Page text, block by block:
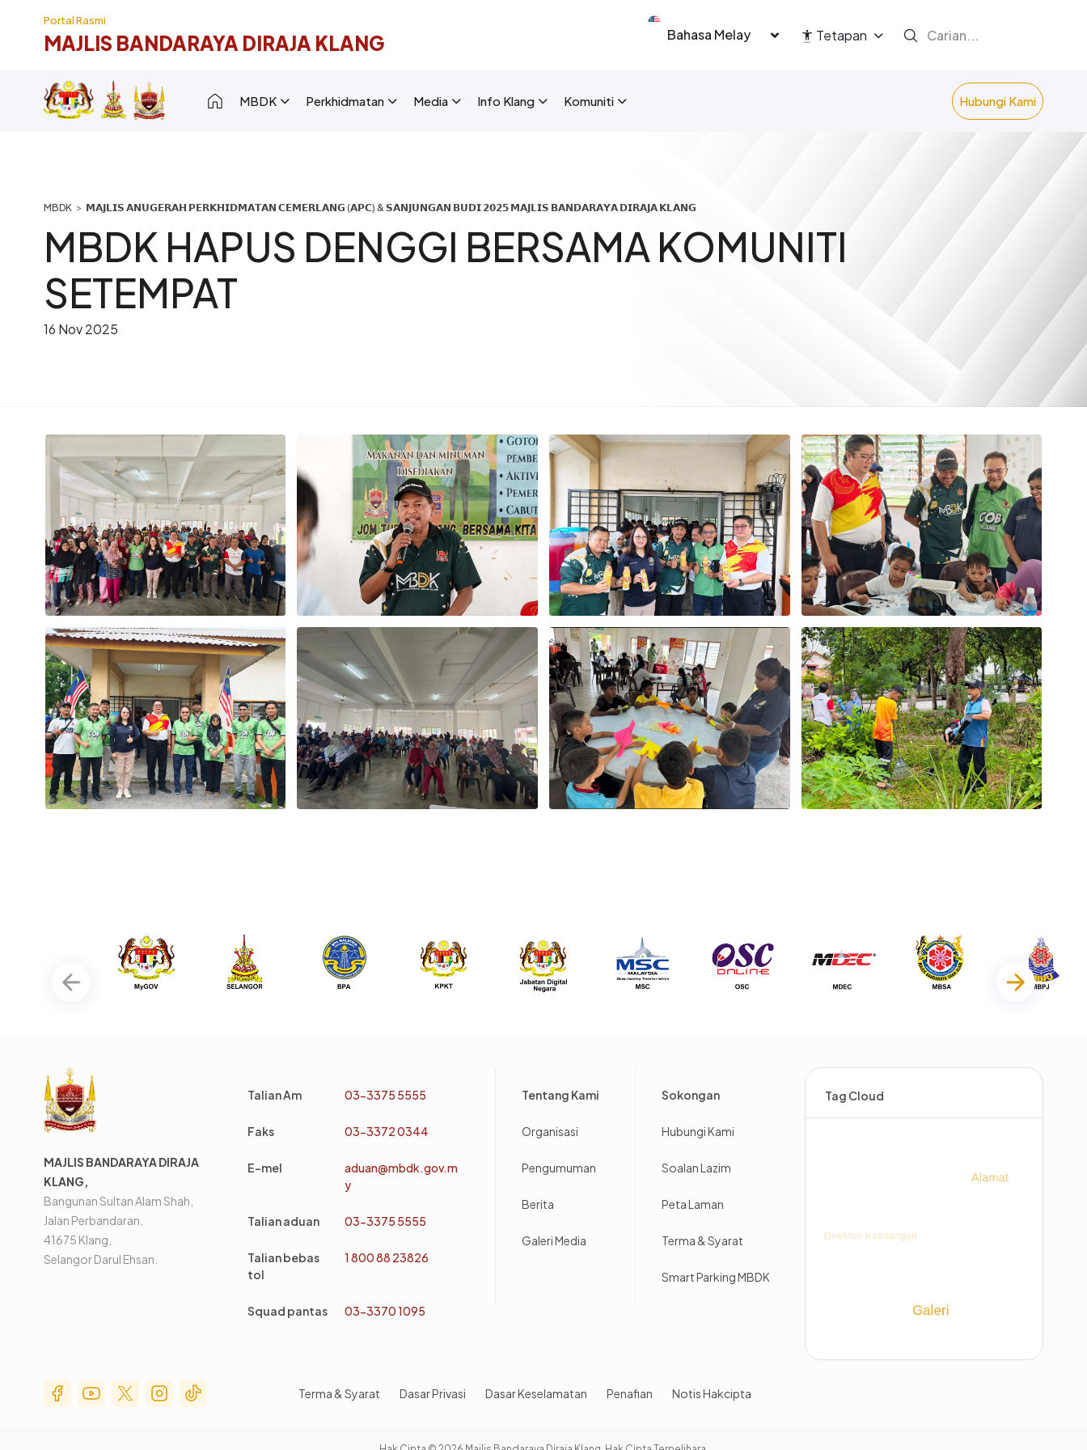
Portal Rasmi
MAJLIS BANDARAYA DIRAJA KLANG
Select your language Tetapan
Main navigation [New Layout]
MBDK Perkhidmatan Media Info Klang Komuniti Hubungi Kami
Breadcrumb
𝗠𝗔𝗝𝗟𝗜𝗦 𝗔𝗡𝗨𝗚𝗘𝗥𝗔𝗛 𝗣𝗘𝗥𝗞𝗛𝗜𝗗𝗠𝗔𝗧𝗔𝗡 𝗖𝗘𝗠𝗘𝗥𝗟𝗔𝗡𝗚 (𝗔𝗣𝗖) & 𝗦𝗔𝗡𝗝𝗨𝗡𝗚𝗔𝗡 𝗕𝗨𝗗𝗜 𝟮𝟬𝟮𝟱 𝗠𝗔𝗝𝗟𝗜𝗦 𝗕𝗔𝗡𝗗𝗔𝗥𝗔𝗬𝗔 𝗗𝗜𝗥𝗔𝗝𝗔 𝗞𝗟𝗔𝗡𝗚
MBDK HAPUS DENGGI BERSAMA KOMUNITI
SETEMPAT
16 Nov 2025
MAJLIS BANDARAYA DIRAJA
KLANG,
Bangunan Sultan Alam Shah,
Jalan Perbandaran,
41675 Klang,
Selangor Darul Ehsan.
Talian Am 03-3375 5555
Faks 03-3372 0344
E-mel
aduan@mbdk.gov.m
y
Talian aduan 03-3375 5555
Talian bebas
tol
1 800 88 23826
Squad pantas 03-3370 1095
Tentang Kami
Organisasi
Pengumuman
Berita
Galeri Media
Sokongan
Hubungi Kami
Soalan Lazim
Peta Laman
Terma & Syarat
Smart Parking MBDK
Tag Cloud
Social Media Menu Terma & Syarat Dasar Privasi Dasar Keselamatan Penafian Notis Hakcipta